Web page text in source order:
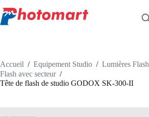
au
contenu
Accueil / Equipement Studio / Lumières Flash
Flash avec secteur /
Tête de flash de studio GODOX SK-300-II